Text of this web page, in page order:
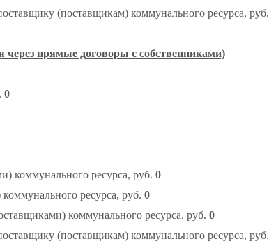
(поставщикам) коммунального ресурса, руб.
через прямые договоры с собственниками)
0
коммунального ресурса, руб. 0
ресурса, руб. 0
коммунального ресурса, руб. 0
(поставщикам) коммунального ресурса, руб.